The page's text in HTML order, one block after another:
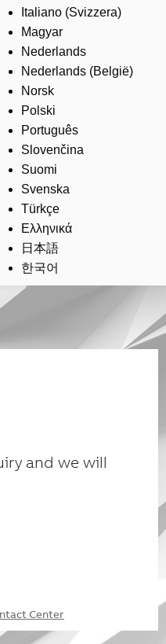
Italiano (Svizzera)
Magyar
Nederlands
Nederlands (België)
Norsk
Polski
Português
Slovenčina
Suomi
Svenska
Türkçe
Ελληνικά
日本語
한국어
and we will
Center